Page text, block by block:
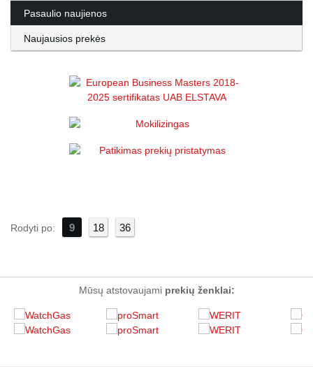
Pasaulio naujienos
Naujausios prekės
Rodyti po: 9 18 36
Mūsų atstovaujami prekių ženklai: